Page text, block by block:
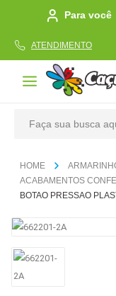
Para você
ATENDIMENTO
ACABAMENTOS
BOTAO PRESSAO
1º caderno
3º caneta
4 º tecido
5